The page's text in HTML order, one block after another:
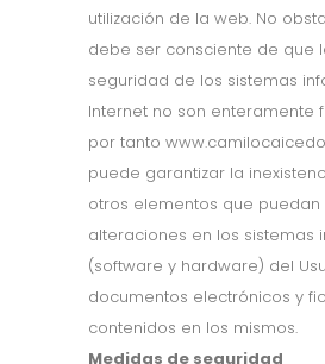
utilización de la web. No
debe ser consciente de que
seguridad de los sistemas
Internet no son enteramente
por tanto
puede garantizar la
otros elementos que
alteraciones en los sistemas
(software y hardware) del
documentos electrónicos y
contenidos en los mismos.
Medidas de seguridad